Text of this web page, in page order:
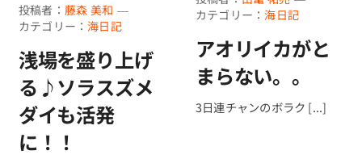
投稿者： 藤森 美和 —
カテゴリー：海日記
浅場を盛り上げ
る♪ソラスズメ
ダイも活発
に！！
カテゴリー：海日記
アオリイカがと
まらない。。
3日連チャンのボラク [...]